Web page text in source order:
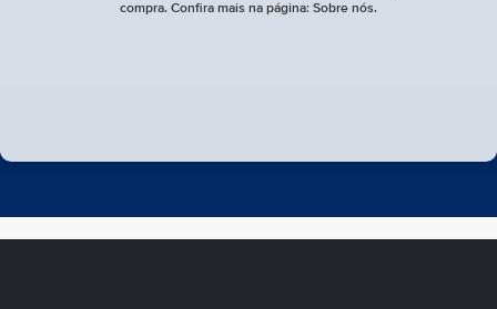
compra. Confira mais na página: Sobre nós.